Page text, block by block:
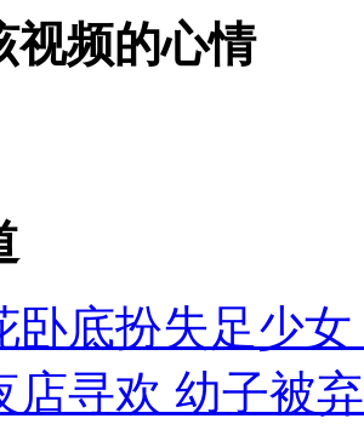
全 医生回应
客车翻车
视频的心情
卧底扮失足少
店寻欢 幼子被